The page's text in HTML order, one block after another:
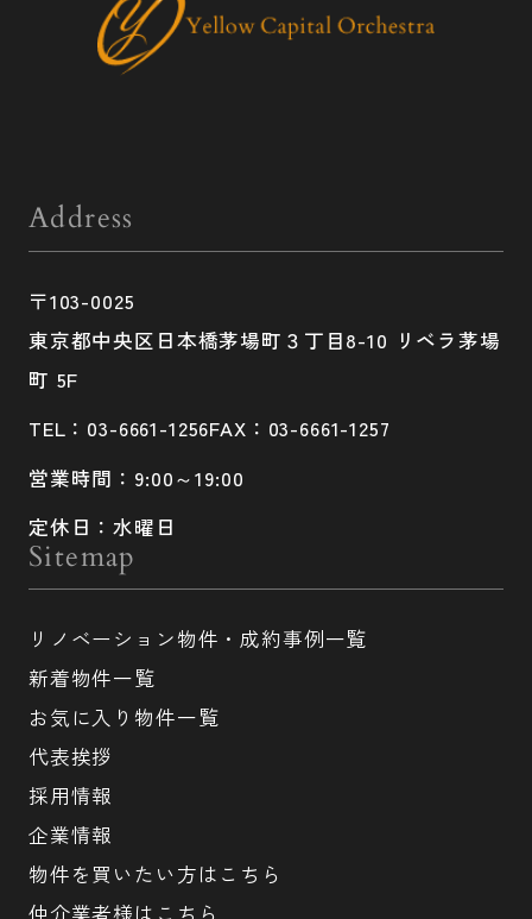
Address
〒103-0025
東京都中央区日本橋茅場町３丁目8-10 リベラ茅場
町 5F
TEL：03-6661-1256FAX：03-6661-1257
営業時間：9:00～19:00
定休日：水曜日
Sitemap
リノベーション物件・成約事例一覧
新着物件一覧
お気に入り物件一覧
代表挨拶
採用情報
企業情報
物件を買いたい方はこちら